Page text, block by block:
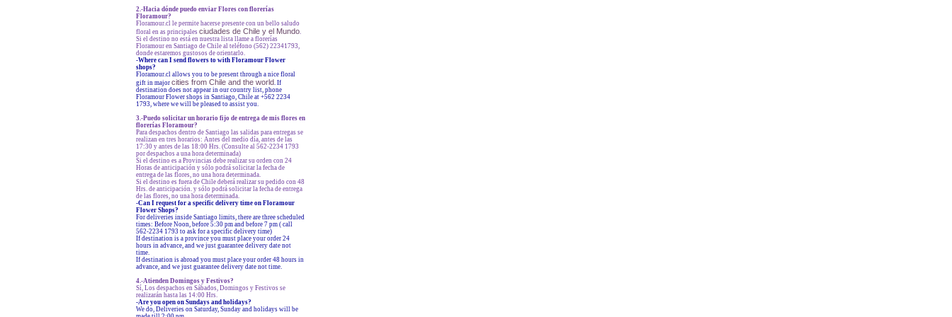
2.-Hacia dónde puedo enviar Flores con florerías
Floramour?
Floramour.cl le permite hacerse presente con un bello saludo
floral en as principales ciudades de Chile y el Mundo.
Si el destino no está en nuestra lista llame a florerías
Floramour en Santiago de Chile al teléfono (562) 22341793,
donde estaremos gustosos de orientarlo.
-Where can I send flowers to with Floramour Flower
shops?
Floramour.cl allows you to be present through a nice floral
gift in major cities from Chile and the world. If
destination does not appear in our country list, phone
Floramour Flower shops in Santiago, Chile at +562 2234
1793, where we will be pleased to assist you.
3.-Puedo solicitar un horario fijo de entrega de mis flores en
florerías Floramour?
Para despachos dentro de Santiago las salidas para entregas se
realizan en tres horarios: Antes del medio día, antes de las
17:30 y antes de las 18:00 Hrs. (Consulte al 562-2234 1793
por despachos a una hora determinada)
Si el destino es a Provincias debe realizar su orden con 24
Horas de anticipación y sólo podrá solicitar la fecha de
entrega de las flores, no una hora determinada.
Si el destino es fuera de Chile deberá realizar su pedido con 48
Hrs. de anticipación. y sólo podrá solicitar la fecha de entrega
de las flores, no una hora determinada.
-Can I request for a specific delivery time on Floramour
Flower Shops?
For deliveries inside Santiago limits, there are three scheduled
times: Before Noon, before 5:30 pm and before 7 pm ( call
562-2234 1793 to ask for a specific delivery time)
If destination is a province you must place your order 24
hours in advance, and we just guarantee delivery date not
time.
If destination is abroad you must place your order 48 hours in
advance, and we just guarantee delivery date not time.
4.-Atienden Domingos y Festivos?
Sí, Los despachos en Sábados, Domingos y Festivos se
realizarán hasta las 14:00 Hrs.
-Are you open on Sundays and holidays?
We do, Deliveries on Saturday, Sunday and holidays will be